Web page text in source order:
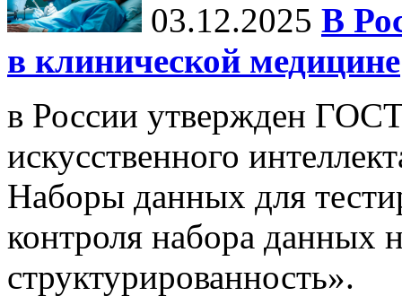
03.12.2025 В
в клинической медицине
в России утвержден
искусственного
Наборы данных для
контроля набора данных
структурированность».